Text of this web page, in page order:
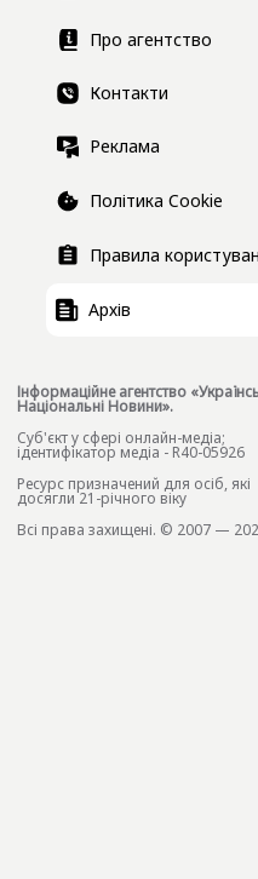
Про агентство
Контакти
Реклама
Політика Cookie
Правила
Архів
Інформаційне агентство
Національні Новини».
Cуб'єкт у сфері онлайн-медіа;
ідентифікатор медіа - R40-05926
Ресурс призначений для осіб, які
досягли 21-річного віку
Всі права захищені. © 2007 —